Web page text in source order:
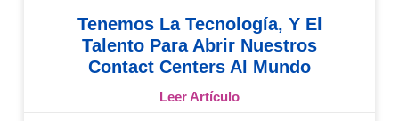
Tenemos La Tecnología, Y El
Talento Para Abrir Nuestros
Contact Centers Al Mundo
Leer Artículo